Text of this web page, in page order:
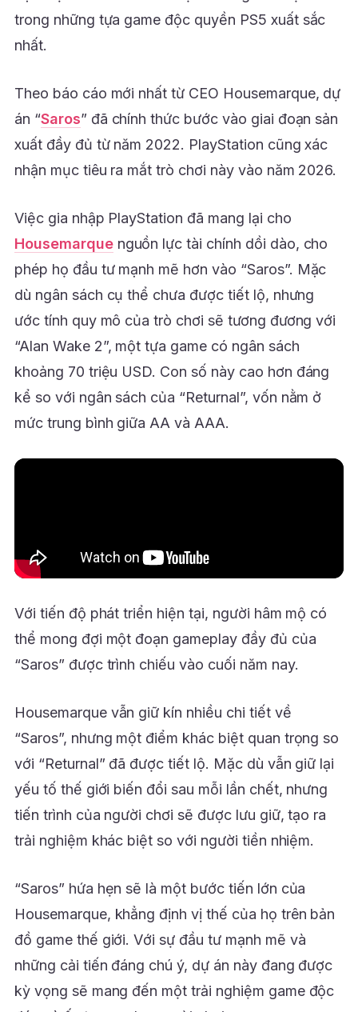
trong những tựa game độc quyền PS5 xuất sắc
nhất.
Theo báo cáo mới nhất từ CEO Housemarque, dự
án “Saros” đã chính thức bước vào giai đoạn sản
xuất đầy đủ từ năm 2022. PlayStation cũng xác
nhận mục tiêu ra mắt trò chơi này vào năm 2026.
Việc gia nhập PlayStation đã mang lại cho
Housemarquenguồn lực tài chính dồi dào, cho
phép họ đầu tư mạnh mẽ hơn vào “Saros”. Mặc
dù ngân sách cụ thể chưa được tiết lộ, nhưng
ước tính quy mô của trò chơi sẽ tương đương với
“Alan Wake 2”, một tựa game có ngân sách
khoảng 70 triệu USD. Con số này cao hơn đáng
kể so với ngân sách của “Returnal”, vốn nằm ở
mức trung bình giữa AA và AAA.
Với tiến độ phát triển hiện tại, người hâm mộ có
thể mong đợi một đoạn gameplay đầy đủ của
“Saros” được trình chiếu vào cuối năm nay.
Housemarque vẫn giữ kín nhiều chi tiết về
“Saros”, nhưng một điểm khác biệt quan trọng so
với “Returnal” đã được tiết lộ. Mặc dù vẫn giữ lại
yếu tố thế giới biến đổi sau mỗi lần chết, nhưng
tiến trình của người chơi sẽ được lưu giữ, tạo ra
trải nghiệm khác biệt so với người tiền nhiệm.
“Saros” hứa hẹn sẽ là một bước tiến lớn của
Housemarque, khẳng định vị thế của họ trên bản
đồ game thế giới. Với sự đầu tư mạnh mẽ và
những cải tiến đáng chú ý, dự án này đang được
kỳ vọng sẽ mang đến một trải nghiệm game độc